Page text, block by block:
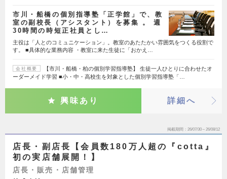
市川・船橋の個別指導塾「正学館」で、教
室の副校長（アシスタント）を募集 。 週
30時間の時短正社員とし…
主役は「人とのコミュニケーション」。教室のあたたかい雰囲気をつくる役割で
す。 ■具体的な業務内容 ・教室に来た生徒に「おかえ…
会社概要
【市川・船橋・柏の個別学習指導塾】 生徒一人ひとりに合わせたオ
ーダーメイド学習 ■小・中・高校生を対象とした個別学習指導塾「…
興味あり 詳細へ
掲載期間 26/07/30～26/08/12
店長・副店長【会員数180万人超の『cotta』
初の実店舗展開！】
店長・販売・店舗管理